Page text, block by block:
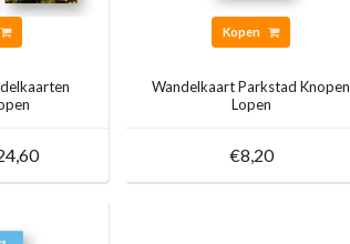
Kopen
Wandelkaart Parkstad Knopen
Lopen
€8,20